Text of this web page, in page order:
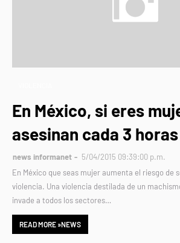
En México, si eres
asesinan cada 3 horas
news informanet
5/04/2015 09:39:00 p.m.
En México que seas mujer aumenta el riesgo de
violencia. Una violencia destilada de un
invade a todos los sectores…
READ MORE »NEWS